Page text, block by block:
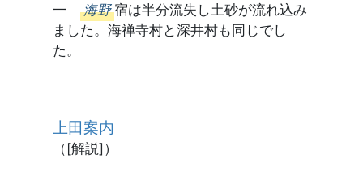
一 海野 宿は半分流失し土砂が流れ込み
ました。海禅寺村と深井村も同じでし
た。
上田案内
（[解説]）